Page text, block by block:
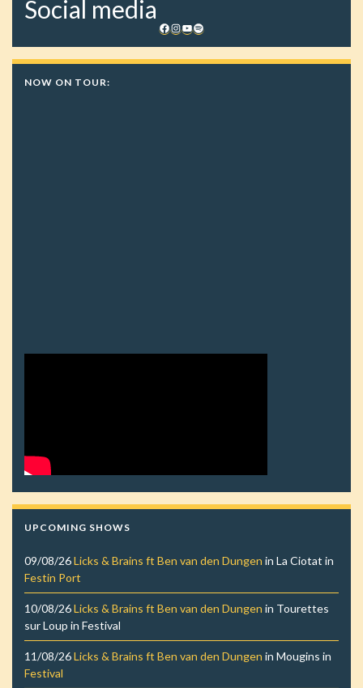
Social media
Facebook
Instagram
YouTube
Spotify
NOW ON TOUR:
UPCOMING SHOWS
09/08/26Licks & Brains ft Ben van den Dungen in La Ciotat in
Festin Port
10/08/26Licks & Brains ft Ben van den Dungen in Tourettes
sur Loup in Festival
11/08/26Licks & Brains ft Ben van den Dungen in Mougins in
Festival